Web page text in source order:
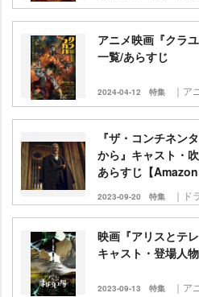
アニメ映画『クラ
一覧/あらすじ
2024-04-12 特集 ｜ア
『ザ・コンチネン
から』キャスト・
あらすじ【
2023-09-20 特集 ｜ド
映画『アリスとテ
キャスト・登場人
2023-09-13 特集 ｜ア